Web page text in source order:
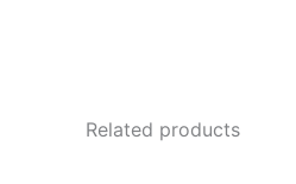
Related products